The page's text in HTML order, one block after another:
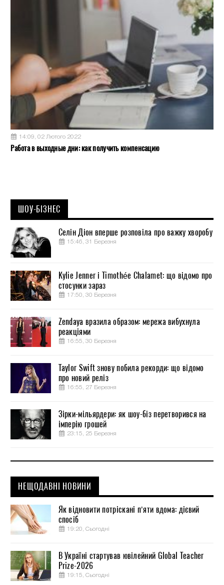
14:09, 02 Лютого 2022
Работа в выходные дни: как получить компенсацию
ШОУ-БІЗНЕС
Селін Діон вперше розповіла про важку хворобу
15:46, 31 Березня
Kylie Jenner і Timothée Chalamet: що відомо про
стосунки зараз
17:50, 30 Березня
Zendaya вразила образом: мережа вибухнула
реакціями
16:55, 30 Березня
Taylor Swift знову побила рекорди: що відомо
про новий реліз
16:55, 27 Березня
Зірки-мільярдери: як шоу-біз перетворився на
імперію грошей
23:15, 25 Березня
НЕЩОДАВНІ НОВИНИ
Як відновити потріскані п’яти вдома: дієвий
спосіб
19:20, Сьогодні
В Україні стартував ювілейний Global Teacher
Prize-2026
19:15, Сьогодні